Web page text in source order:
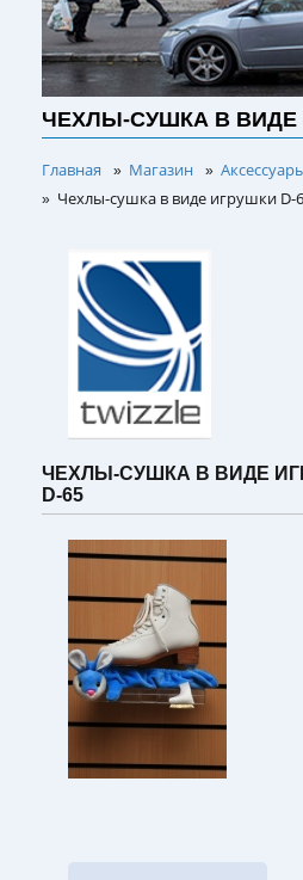
ЧЕХЛЫ-СУШКА В ВИДЕ
Главная » Магазин »
» Чехлы-сушка в виде игрушки D-
ЧЕХЛЫ-СУШКА В ВИДЕ
D-65